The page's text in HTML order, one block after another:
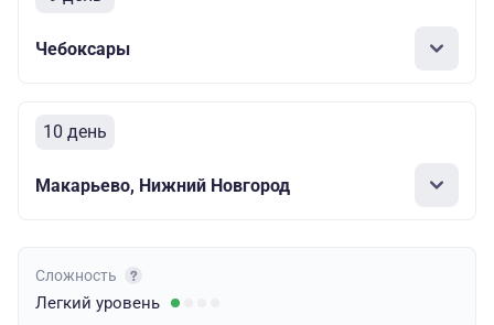
Чебоксары
10 день
Макарьево, Нижний Новгород
Сложность
Легкий уровень